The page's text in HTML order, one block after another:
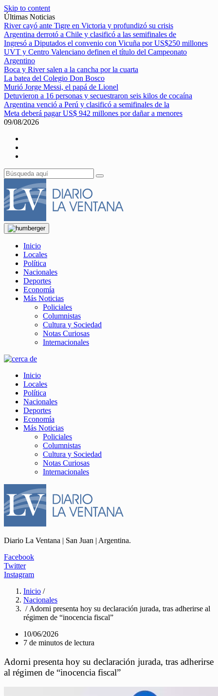
Skip to content
Últimas Noticias
River cayó ante Tigre en Victoria y profundizó su crisis
Argentina derrotó a Chile y clasificó a las semifinales de
Ingresó a Diputados el convenio con Vicuña por US$250 millones
UVT y Centro Valenciano definen el título del Campeonato
Argentino
Boca y River salen a la cancha por la cuarta
La batea del Colegio Don Bosco
Murió Jorge Messi, el papá de Lionel
Detuvieron a 16 personas y secuestraron seis kilos de cocaína
Argentina venció a Perú y clasificó a semifinales de la
Meta deberá pagar US$ 942 millones por dañar a menores
09/08/2026
Inicio
Locales
Política
Nacionales
Deportes
Economía
Más Noticias
Policiales
Columnistas
Cultura y Sociedad
Notas Curiosas
Internacionales
Inicio
Locales
Política
Nacionales
Deportes
Economía
Más Noticias
Policiales
Columnistas
Cultura y Sociedad
Notas Curiosas
Internacionales
Diario La Ventana | San Juan | Argentina.
Facebook
Twitter
Instagram
Inicio /
Nacionales
/ Adorni presenta hoy su declaración jurada, tras adherirse al
régimen de “inocencia fiscal”
10/06/2026
7 de minutos de lectura
Adorni presenta hoy su declaración jurada, tras adherirse
al régimen de “inocencia fiscal”